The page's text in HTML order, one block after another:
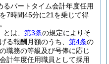
パートタイム会計年度任用
7時間45分に21を乗じて得
は、 第3条の規定によりそ
る報酬月額のうち、 第4条の
職務の等級及び号俸に応じ
計年度任用職員として採用